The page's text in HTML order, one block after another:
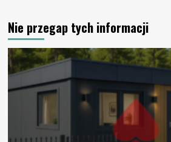
Nie przegap tych informacji